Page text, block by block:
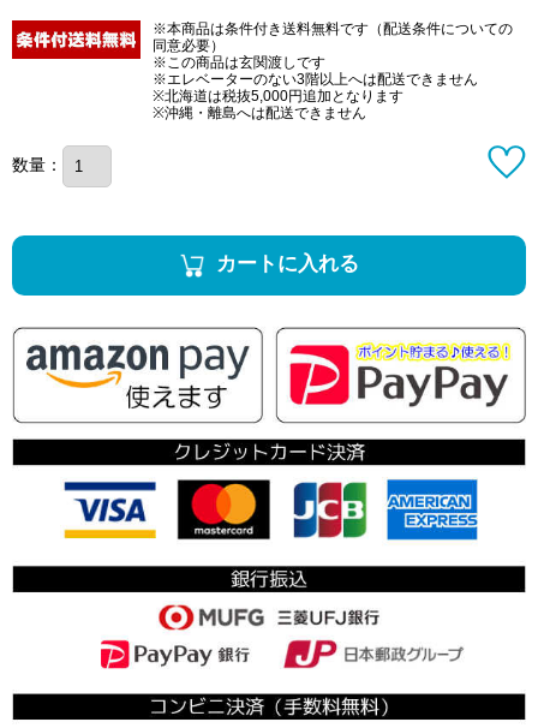
※本商品は条件付き送料無料です（配送条件についての
同意必要）
※この商品は玄関渡しです
※エレベーターのない3階以上へは配送できません
※北海道は税抜5,000円追加となります
※沖縄・離島へは配送できません
数量：
カートに入れる